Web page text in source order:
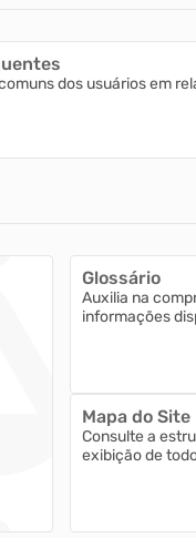
dos usuários em
Glossário
Auxilia na
informações
Mapa do Site
Consulte a
exibição de